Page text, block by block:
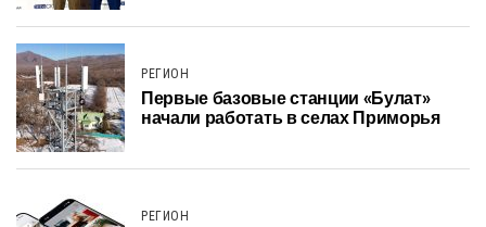
РЕГИОН
Первые базовые станции «Булат»
начали работать в селах Приморья
РЕГИОН